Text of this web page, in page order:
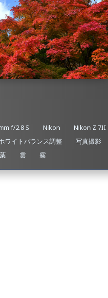
f/2.8 S Nikon Nikon Z 7II
ワイトバランス調整 写真撮影
雲 霧